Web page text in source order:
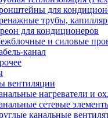
для
трубы,
для кондиционеров
и силовые
канал
вентиляции
нагреватели и
сетевые
канальные